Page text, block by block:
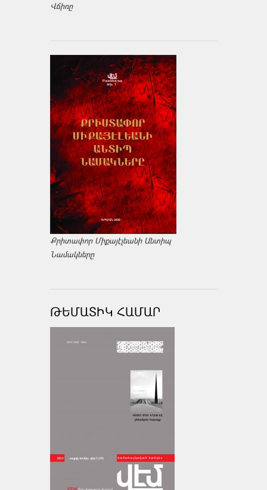
Վճիռը
Քրիտափոր Միքայէլեանի Անտիպ
Նամակները
ԹԵՄԱՏԻԿ ՀԱՄԱՐ